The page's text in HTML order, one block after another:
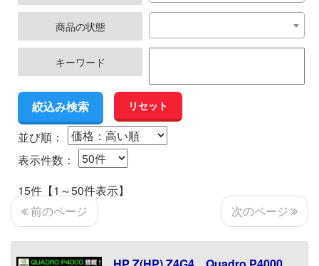
商品の状態
キーワード
リセット
並び順：
表示件数：
15件【1～50件表示】
前のページ 次のページ